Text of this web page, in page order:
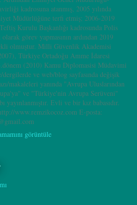
kadrosuna atanmış, 2005 yılında
Müdürlüğüne terfi etmiş; 2006-2019
Kurulu Başkanlığı kadrosunda Polis
görev yapmasının ardından 2019
olmuştur. Milli Güvenlik Akademisi
Türkiye Ortadoğu Amme İdaresi
(2010) Kamu Diplomasisi Müdavimi
dergilerde ve web/blog sayfasında değişik
makaleleri yanında "Avrupa Uluslarından
ve "Türkiye'nin Avrupa Serüveni"
yayınlanmıştır. Evli ve bir kız babasıdır.
www.remzikocoz.com E-posta:
görüntüle